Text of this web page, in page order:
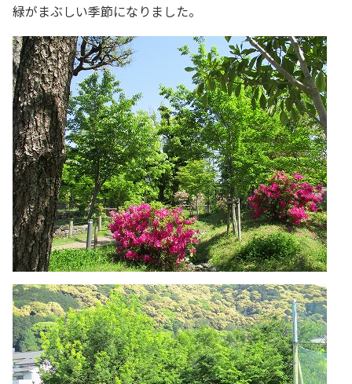
緑がまぶしい季節になりました。